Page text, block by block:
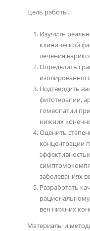
Цель работы.
Изучить
клинической
лечения
Определить
Подтвердить
фитотерапии,
гомеопатии
нижних
Оценить
концентрации
заболеваниях
Разработать
вен нижних
Материалы и